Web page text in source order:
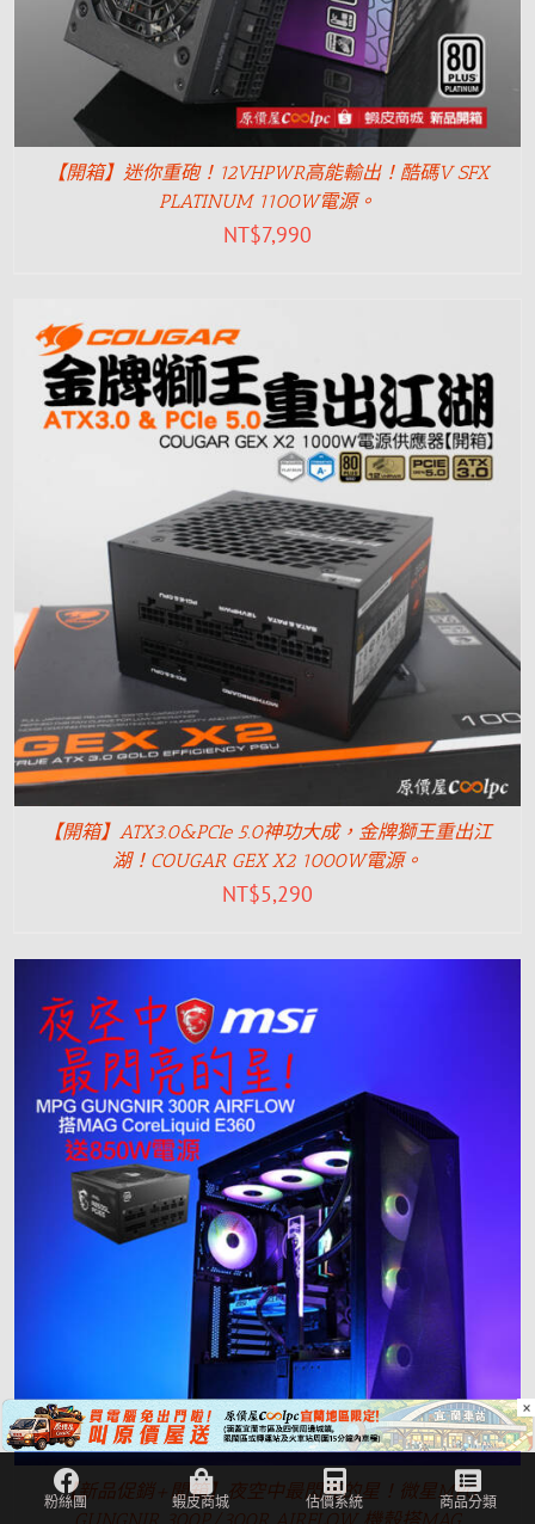
【開箱】迷你重砲！12VHPWR高能輸出！酷碼V SFX
PLATINUM 1100W電源。
NT$7,990
【開箱】ATX3.0&PCIe 5.0神功大成，金牌獅王重出江
湖！COUGAR GEX X2 1000W電源。
NT$5,290
【新品促銷+開箱】夜空中最閃亮的星！微星MPG
×